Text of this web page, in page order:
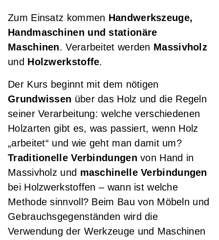
Zum Einsatz kommen Handwerkszeuge,
Handmaschinen und stationäre
Maschinen. Verarbeitet werden Massivholz
und Holzwerkstoffe.
Der Kurs beginnt mit dem nötigen
Grundwissen über das Holz und die Regeln
seiner Verarbeitung: welche verschiedenen
Holzarten gibt es, was passiert, wenn Holz
„arbeitet“ und wie geht man damit um?
Traditionelle Verbindungen von Hand in
Massivholz und maschinelle Verbindungen
bei Holzwerkstoffen – wann ist welche
Methode sinnvoll? Beim Bau von Möbeln und
Gebrauchsgegenständen wird die
Verwendung der Werkzeuge und Maschinen